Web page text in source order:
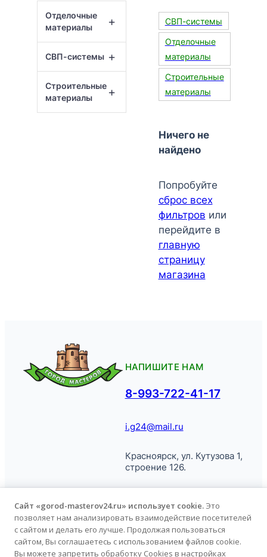
+
Отделочные
материалы
+
СВП-системы
+
Строительные
материалы
СВП-системы
Отделочные
материалы
Строительные
материалы
Ничего не
найдено
Попробуйте
сброс всех
фильтров или
перейдите в
главную
страницу
магазина
НАПИШИТЕ НАМ
8-993-722-41-17
i.g24@mail.ru
Красноярск, ул. Кутузова 1,
строение 126.
© Город
Мастеров, 2026.
Политика обработки
персональных данных
Сайт «gorod-masterov24.ru» использует cookie. Это
позволяет нам анализировать взаимодействие посетителей
с сайтом и делать его лучше. Продолжая пользоваться
сайтом, Вы соглашаетесь с использованием файлов cookie.
Вы можете запретить обработку Cookies в настройках